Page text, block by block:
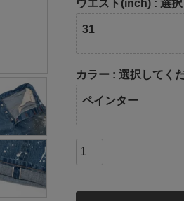
ウエスト(inch) 選
31
カラー 選択してく
ペインター